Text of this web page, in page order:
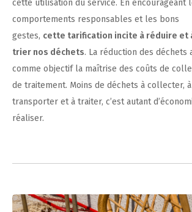
cette utilisation du service. En encourageant
comportements responsables et les bons
gestes, cette tarification incite à réduire et
trier nos déchets. La réduction des déchets
comme objectif la maîtrise des coûts de
de traitement. Moins de déchets à collecter, à
transporter et à traiter, c’est autant
réaliser.